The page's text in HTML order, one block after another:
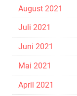
August 2021
Juli 2021
Juni 2021
Mai 2021
April 2021